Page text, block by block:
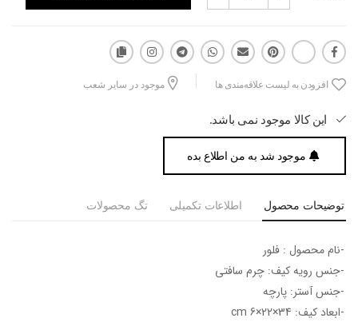
افزودن به لیست علاقه‌مندی ها موجود در سایر شعب
این کالا موجود نمی باشد.
موجود شد به من اطلاع بده
توضیحات محصول اطلاعات تکمیلی تگ محصولات
-نام محصول : فلور
-جنس رویه کیف: چرم سافتی
-جنس آستر: پارچه
-ابعاد کیف: 34×22×6 cm